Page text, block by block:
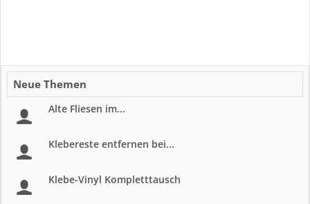
Neue Themen
Alte Fliesen im...
Klebereste entfernen bei...
Klebe-Vinyl Kompletttausch